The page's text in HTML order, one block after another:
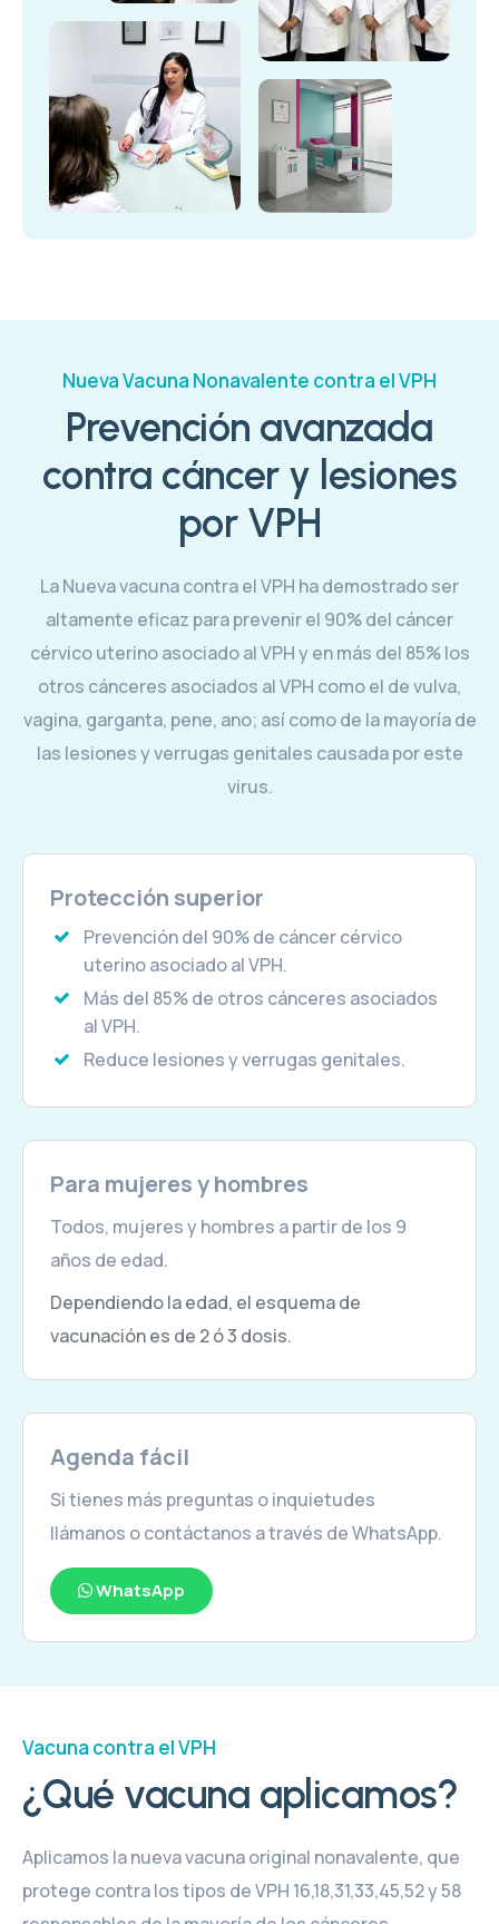
Nueva Vacuna Nonavalente contra el VPH
Prevención avanzada
contra cáncer y lesiones
por VPH
La Nueva vacuna contra el VPH ha demostrado ser
altamente eficaz para prevenir el 90% del cáncer
cérvico uterino asociado al VPH y en más del 85% los
otros cánceres asociados al VPH como el de vulva,
vagina, garganta, pene, ano; así como de la mayoría de
las lesiones y verrugas genitales causada por este
virus.
Protección superior
Prevención del 90% de cáncer cérvico
uterino asociado al VPH.
Más del 85% de otros cánceres asociados
al VPH.
Reduce lesiones y verrugas genitales.
Para mujeres y hombres
Todos, mujeres y hombres a partir de los 9
años de edad.
Dependiendo la edad, el esquema de
vacunación es de 2 ó 3 dosis.
Agenda fácil
Si tienes más preguntas o inquietudes
llámanos o contáctanos a través de WhatsApp.
WhatsApp
Vacuna contra el VPH
¿Qué vacuna aplicamos?
Aplicamos la nueva vacuna original nonavalente, que
protege contra los tipos de VPH 16,18,31,33,45,52 y 58